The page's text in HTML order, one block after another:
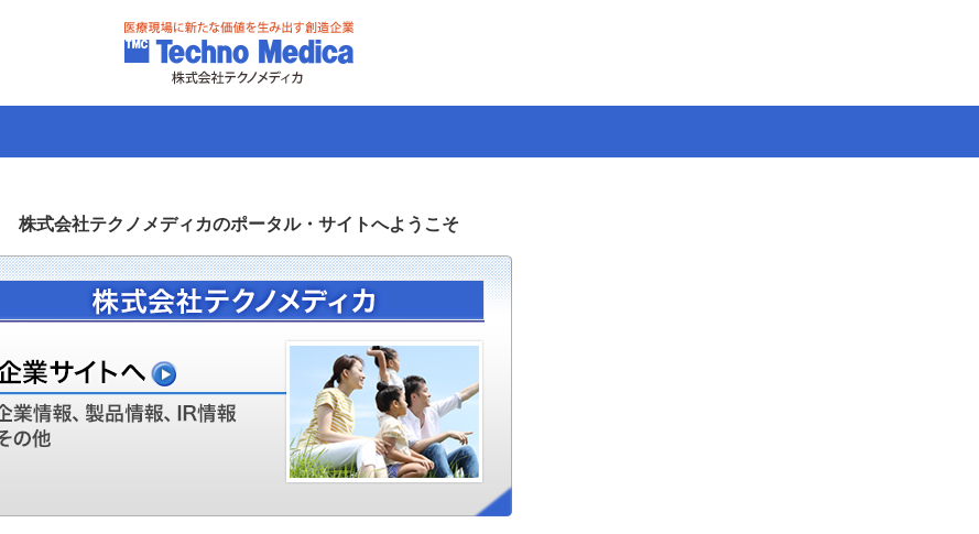
株式会社テクノメディカのポータル・サイトへようこそ